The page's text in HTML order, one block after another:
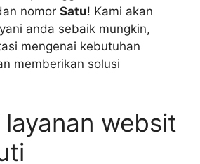
nomor Satu! Kami akan
anda sebaik mungkin,
mengenai kebutuhan
memberikan solusi
layanan websit